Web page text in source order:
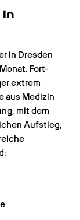
in
in Dresden
Fort-
extrem
aus Medizin
mit dem
Aufstieg,